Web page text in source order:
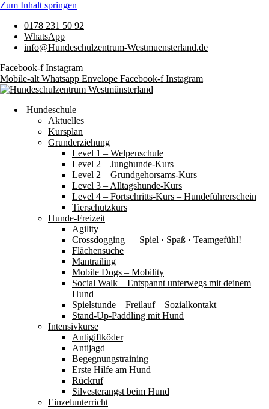
Zum Inhalt springen
0178 231 50 92
WhatsApp
info@Hundeschulzentrum-Westmuensterland.de
Facebook-f Instagram
Mobile-alt Whatsapp Envelope Facebook-f Instagram
Hundeschule
Aktuelles
Kursplan
Grunderziehung
Level 1 – Welpenschule
Level 2 – Junghunde-Kurs
Level 2 – Grundgehorsams-Kurs
Level 3 – Alltagshunde-Kurs
Level 4 – Fortschritts-Kurs – Hundeführerschein
Tierschutzkurs
Hunde-Freizeit
Agility
Crossdogging — Spiel · Spaß · Teamgefühl!
Flächensuche
Mantrailing
Mobile Dogs – Mobility
Social Walk – Entspannt unterwegs mit deinem
Hund
Spielstunde – Freilauf – Sozialkontakt
Stand-Up-Paddling mit Hund
Intensivkurse
Antigiftköder
Antijagd
Begegnungstraining
Erste Hilfe am Hund
Rückruf
Silvesterangst beim Hund
Einzelunterricht